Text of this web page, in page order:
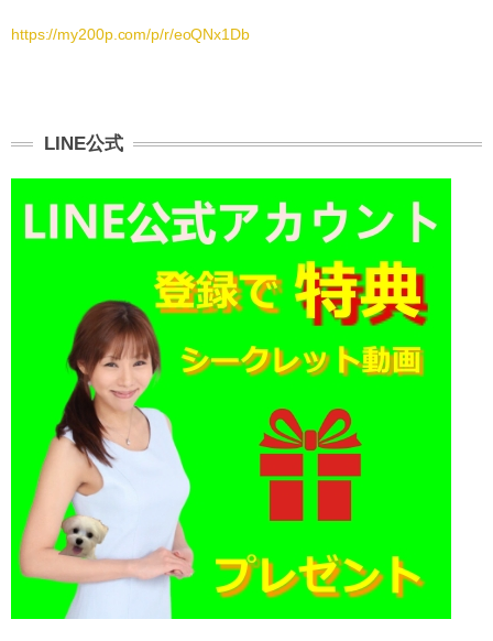
https://my200p.com/p/r/eoQNx1Db
LINE公式